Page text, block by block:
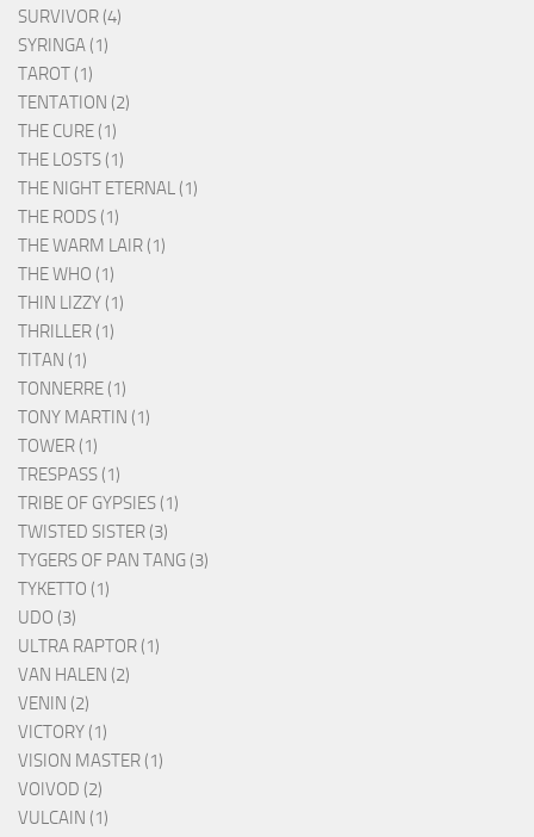
SURVIVOR (4)
SYRINGA (1)
TAROT (1)
TENTATION (2)
THE CURE (1)
THE LOSTS (1)
THE NIGHT ETERNAL (1)
THE RODS (1)
THE WARM LAIR (1)
THE WHO (1)
THIN LIZZY (1)
THRILLER (1)
TITAN (1)
TONNERRE (1)
TONY MARTIN (1)
TOWER (1)
TRESPASS (1)
TRIBE OF GYPSIES (1)
TWISTED SISTER (3)
TYGERS OF PAN TANG (3)
TYKETTO (1)
UDO (3)
ULTRA RAPTOR (1)
VAN HALEN (2)
VENIN (2)
VICTORY (1)
VISION MASTER (1)
VOIVOD (2)
VULCAIN (1)